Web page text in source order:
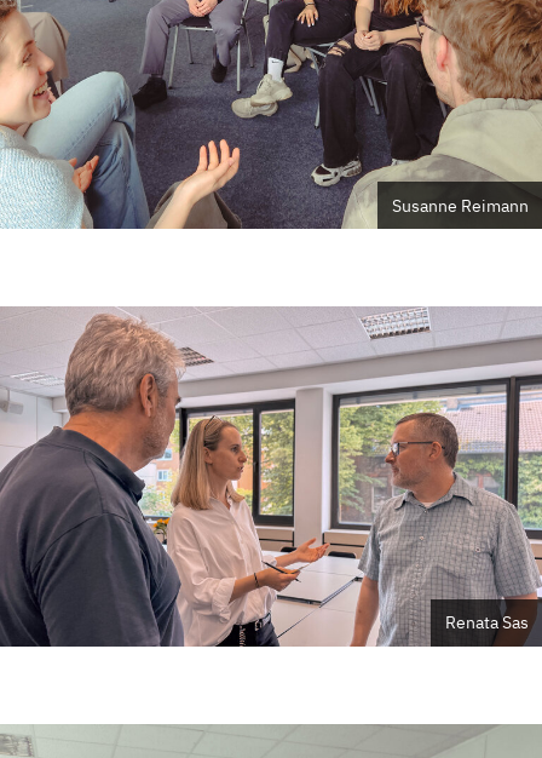
Susanne Reimann
Renata Sas